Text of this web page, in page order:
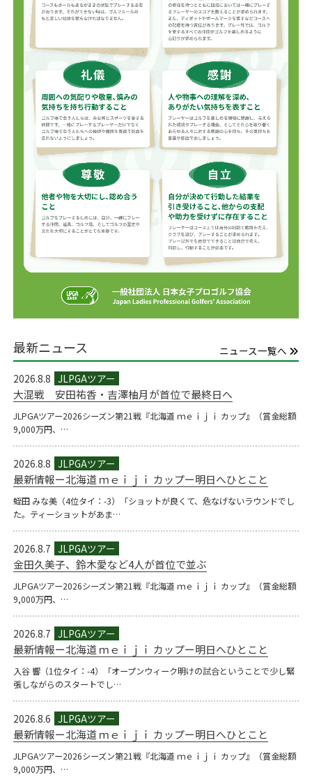
最新ニュース
ニュース一覧へ
2026.8.8
大混戦 安田祐香・吉澤柚月が首位で最終日へ
JLPGAツアー2026シーズン第21戦『北海道 ｍｅｉｊｉ カップ』（賞金総額
9,000万円、…
2026.8.8
最新情報ー北海道 ｍｅｉｊｉ カップー明日へひとこと
蛭田 みな美（4位タイ：-3）「ショットが良くて、危なげないラウンドでし
た。ティーショットがあま…
2026.8.7
金田久美子、鈴木愛など4人が首位で並ぶ
JLPGAツアー2026シーズン第21戦『北海道 ｍｅｉｊｉ カップ』（賞金総額
9,000万円、…
2026.8.7
最新情報ー北海道 ｍｅｉｊｉ カップー明日へひとこと
入谷 響（1位タイ：-4）「オープンウィーク明けの試合ということで少し緊
張しながらのスタートでし…
2026.8.6
最新情報ー北海道 ｍｅｉｊｉ カップー明日へひとこと
JLPGAツアー2026シーズン第21戦『北海道 ｍｅｉｊｉ カップ』（賞金総額
9,000万円、…